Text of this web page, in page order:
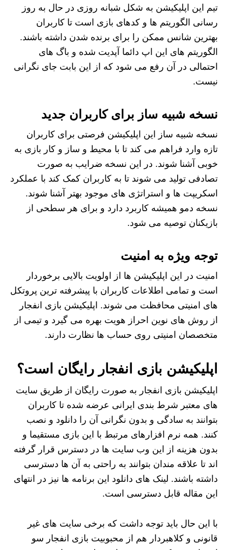
تیم این اپلیکیشن به شکل شبانه روزی در حال به روز
رسانی الگوریتم ها و کدهای بازی است تا کاربران
بهترین شانس ممکن را برای برنده شدن داشته باشند.
الگوریتم های این اپ دائما آپدیت شده و باگ های
احتمالی در آن رفع می شود که از این بابت جای نگرانی
نیست.
نسخه شبیه ساز برای کاربران جدید
نسخه شبیه ساز این اپلیکیشن فرصتی برای کاربران
تازه وارد فراهم می کند تا با محیط و ساز و کار بازی به
خوبی آشنا شوند. در این نسخه ضرایب به صورت
تصادفی تولید می شوند تا به کاربران کمک کند با عملکرد
اسکریپت ها و استراتژی های موجود بهتر آشنا شوند.
نسخه دمو همیشه کاربرد دارد و برای هر سطحی از
بازیکنان توصیه می شود.
توجه ویژه به امنیت
امنیت در این اپلیکیشن ها از اولویت بالایی برخوردار
است و تمامی اطلاعات کاربران با پیشرفته ترین پروتکل
های امنیتی محافظت می شوند. اپلیکیشن بازی انفجار
از روش های نوین احراز هویت بهره می گیرد و تیمی از
متخصصان امنیتی روی حساب ها نظارت دارند.
اپلیکیشن بازی انفجار رایگان است؟
اپلیکیشن بازی انفجار به صورت رایگان از طریق سایت
های معتبر شرط بندی ایرانی عرضه شده تا کاربران
بتوانند به سادگی و بدون نگرانی آن را دانلود و نصب
کنند. همه نرم افزارهای مرتبط با این بازی مستقیما و
بدون هزینه از این وب سایت ها در دسترس قرار گرفته
اند تا علاقه مندان بتوانند به راحتی به آن ها دسترسی
داشته باشند. لینک های دانلود این برنامه ها نیز در انتهای
این مقاله قابل دسترسی است.
با این حال باید توجه داشت که برخی سایت های غیر
قانونی و کلاهبردار هم از محبوبیت بازی انفجار سو